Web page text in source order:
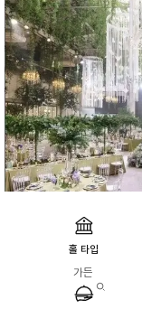
홀 타입
가든